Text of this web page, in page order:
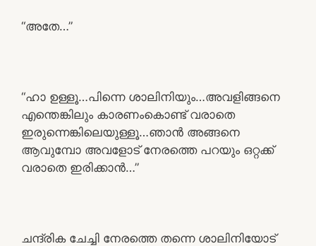
“അതേ…”
“ഹാ ഉള്ളൂ…പിന്നെ ശാലിനിയും…അവളിങ്ങനെ
എന്തെങ്കിലും കാരണംകൊണ്ട് വരാതെ
ഇരുന്നെങ്കിലെയുള്ളൂ…ഞാൻ അങ്ങനെ
ആവുമ്പോ അവളോട് നേരത്തെ പറയും ഒറ്റക്ക്
വരാതെ ഇരിക്കാൻ…”
ചന്ദ്രിക ചേച്ചി നേരത്തെ തന്നെ ശാലിനിയോട്